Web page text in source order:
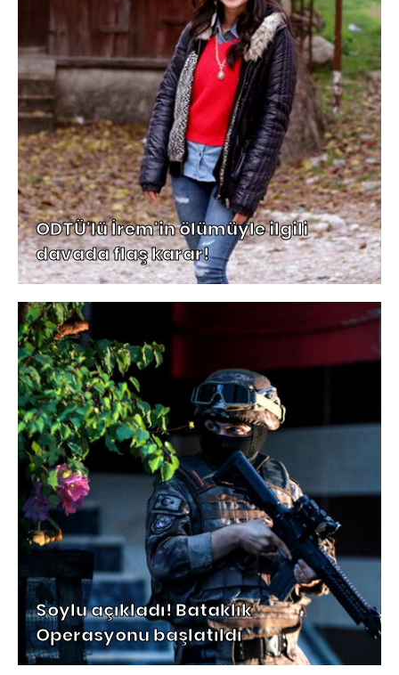
ODTÜ'lü İrem'in ölümüyle ilgili
davada flaş karar!
Soylu açıkladı! Bataklık
Operasyonu başlatıldı